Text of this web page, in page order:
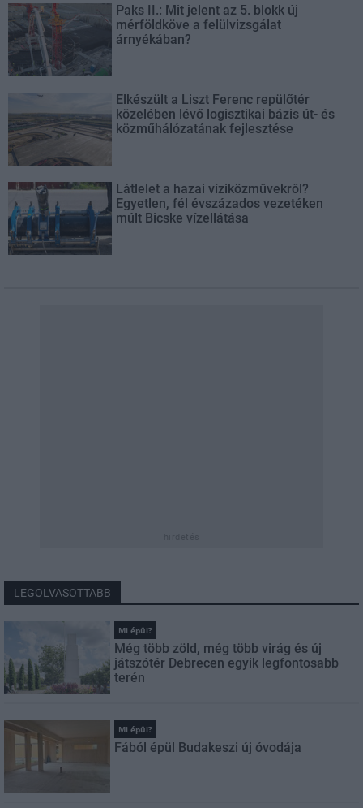
Paks II.: Mit jelent az 5. blokk új
mérföldköve a felülvizsgálat
árnyékában?
Elkészült a Liszt Ferenc repülőtér
közelében lévő logisztikai bázis út- és
közműhálózatának fejlesztése
Látlelet a hazai víziközművekről?
Egyetlen, fél évszázados vezetéken
múlt Bicske vízellátása
LEGOLVASOTTABB
Mi épül?
Még több zöld, még több virág és új
játszótér Debrecen egyik legfontosabb
terén
Mi épül?
Fából épül Budakeszi új óvodája